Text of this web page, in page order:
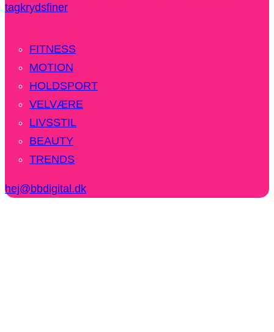
tagkrydsfiner
FITNESS
MOTION
HOLDSPORT
VELVÆRE
LIVSSTIL
BEAUTY
TRENDS
hej@bbdigital.dk